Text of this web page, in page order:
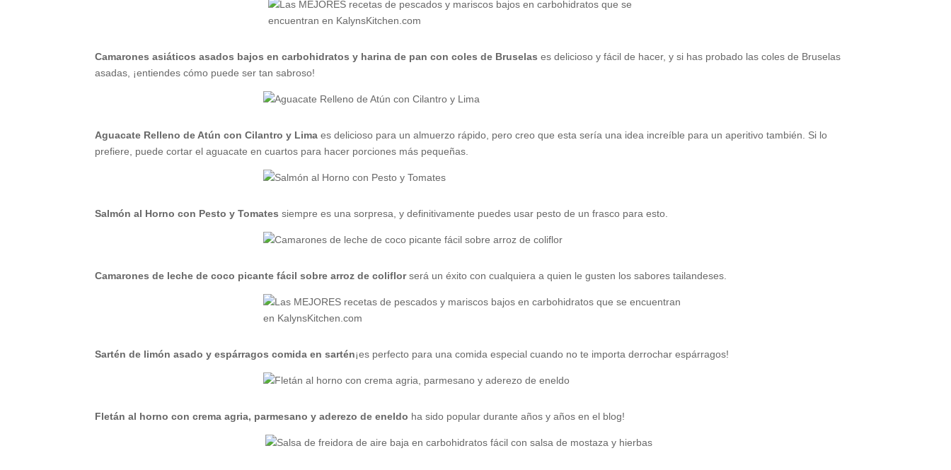
Camarones asiáticos asados ​​bajos en carbohidratos y harina de pan con coles de Bruselas es delicioso y fácil de hacer, y si has probado las coles de Bruselas
asadas, ¡entiendes cómo puede ser tan sabroso!
Aguacate Relleno de Atún con Cilantro y Limaes delicioso para un almuerzo rápido, pero creo que esta sería una idea increíble para un aperitivo también. Si lo
prefiere, puede cortar el aguacate en cuartos para hacer porciones más pequeñas.
Salmón al Horno con Pesto y Tomates siempre es una sorpresa, y definitivamente puedes usar pesto de un frasco para esto.
Camarones de leche de coco picante fácil sobre arroz de coliflorserá un éxito con cualquiera a quien le gusten los sabores tailandeses.
Sartén de limón asado y espárragos comida en sartén¡es perfecto para una comida especial cuando no te importa derrochar espárragos!
Fletán al horno con crema agria, parmesano y aderezo de eneldo ha sido popular durante años y años en el blog!